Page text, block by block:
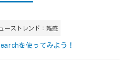
ーストレンド：雑感
を使ってみよう！